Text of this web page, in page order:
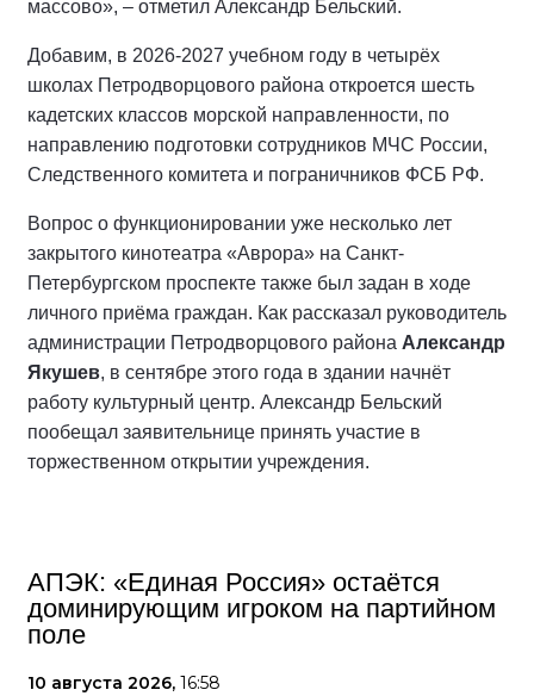
массово», – отметил Александр Бельский.
Добавим, в 2026-2027 учебном году в четырёх
школах Петродворцового района откроется шесть
кадетских классов морской направленности, по
направлению подготовки сотрудников МЧС России,
Следственного комитета и пограничников ФСБ РФ.
Вопрос о функционировании уже несколько лет
закрытого кинотеатра «Аврора» на Санкт-
Петербургском проспекте также был задан в ходе
личного приёма граждан. Как рассказал руководитель
администрации Петродворцового района Александр
Якушев, в сентябре этого года в здании начнёт
работу культурный центр. Александр Бельский
пообещал заявительнице принять участие в
торжественном открытии учреждения.
АПЭК: «Единая Россия» остаётся
доминирующим игроком на партийном
поле
10 августа 2026, 16:58